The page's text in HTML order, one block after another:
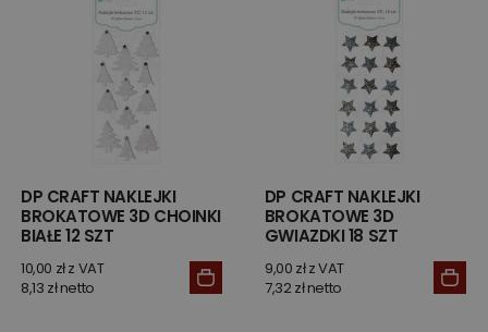
DP CRAFT NAKLEJKI
BROKATOWE 3D CHOINKI
BIAŁE 12 SZT
10,00 zł z VAT
8,13 zł netto
DP CRAFT NAKLEJKI
BROKATOWE 3D
GWIAZDKI 18 SZT
9,00 zł z VAT
7,32 zł netto